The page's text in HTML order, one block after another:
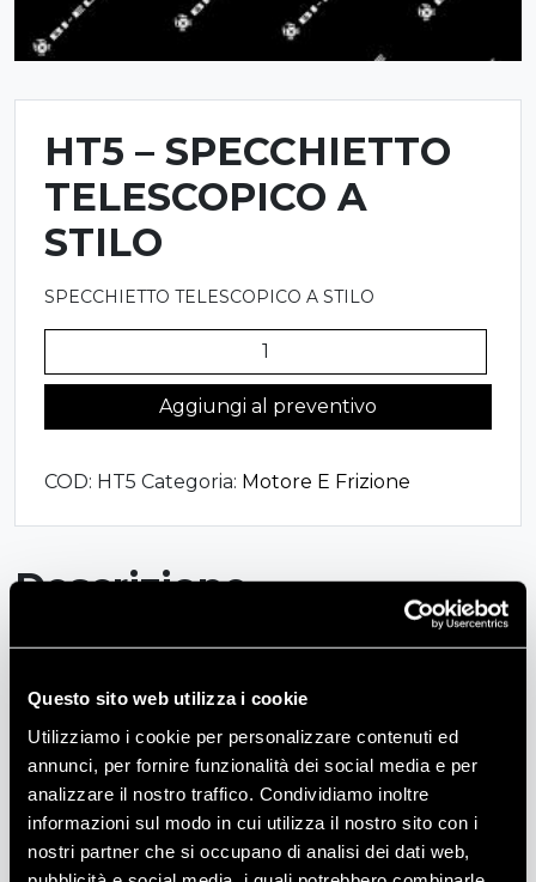
Questo sito web utilizza i cookie
Utilizziamo i cookie per personalizzare contenuti ed
annunci, per fornire funzionalità dei social media e per
analizzare il nostro traffico. Condividiamo inoltre
informazioni sul modo in cui utilizza il nostro sito con i
nostri partner che si occupano di analisi dei dati web,
HT5 – SPECCHIETTO
TELESCOPICO A
STILO
SPECCHIETTO TELESCOPICO A STILO
-
SPECCHIETTO
TELESCOPICO
STILO
Aggiungi al preventivo
COD: HT5 Categoria: Motore E Frizione
Descrizione
SPECCHIETTO TELESCOPICO A STILO
Informazioni aggiuntive
Peso 3 kg